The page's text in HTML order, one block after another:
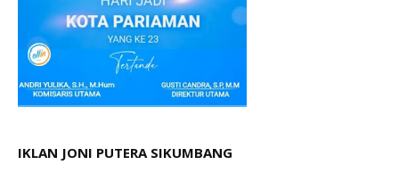
IKLAN JONI PUTERA SIKUMBANG